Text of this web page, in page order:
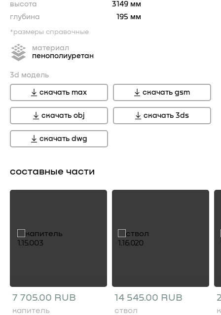
высота
3149 мм
глубина
195 мм
*размеры справочные
материал
пенополиуретан
3d модель
скачать max скачать gsm
скачать obj скачать 3ds
скачать dwg
составные части
7 705.00 RUB
капитель
14 545.00 RUB
ствол